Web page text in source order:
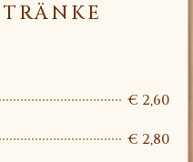
€ 2,60
€ 2,80